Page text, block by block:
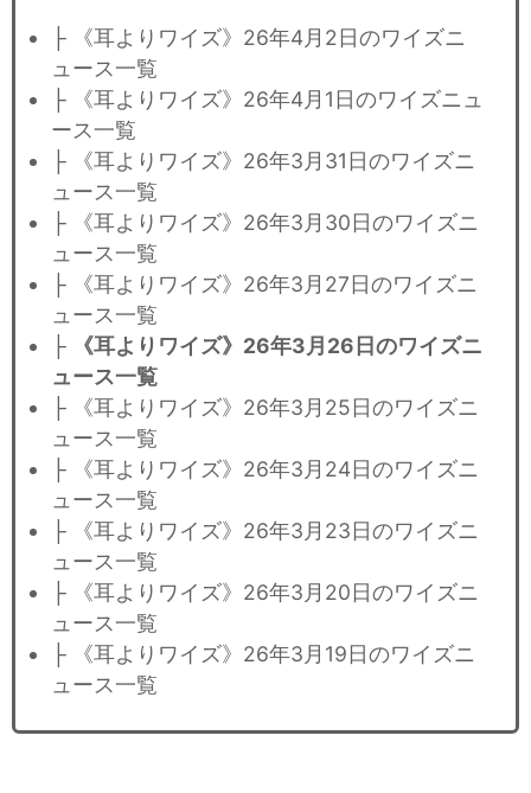
├ 《耳よりワイズ》26年4月2日のワイズニ
ュース一覧
├ 《耳よりワイズ》26年4月1日のワイズニュ
ース一覧
├ 《耳よりワイズ》26年3月31日のワイズニ
ュース一覧
├ 《耳よりワイズ》26年3月30日のワイズニ
ュース一覧
├ 《耳よりワイズ》26年3月27日のワイズニ
ュース一覧
├
《耳よりワイズ》26年3月26日のワイズニ
ュース一覧
├ 《耳よりワイズ》26年3月25日のワイズニ
ュース一覧
├ 《耳よりワイズ》26年3月24日のワイズニ
ュース一覧
├ 《耳よりワイズ》26年3月23日のワイズニ
ュース一覧
├ 《耳よりワイズ》26年3月20日のワイズニ
ュース一覧
├ 《耳よりワイズ》26年3月19日のワイズニ
ュース一覧